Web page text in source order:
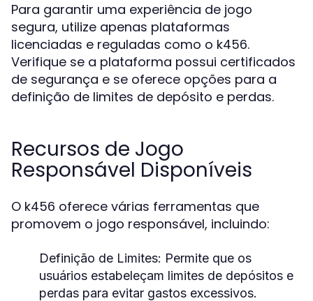
Para garantir uma experiência de jogo
segura, utilize apenas plataformas
licenciadas e reguladas como o k456.
Verifique se a plataforma possui certificados
de segurança e se oferece opções para a
definição de limites de depósito e perdas.
Recursos de Jogo
Responsável Disponíveis
O k456 oferece várias ferramentas que
promovem o jogo responsável, incluindo:
Definição de Limites: Permite que os
usuários estabeleçam limites de depósitos e
perdas para evitar gastos excessivos.